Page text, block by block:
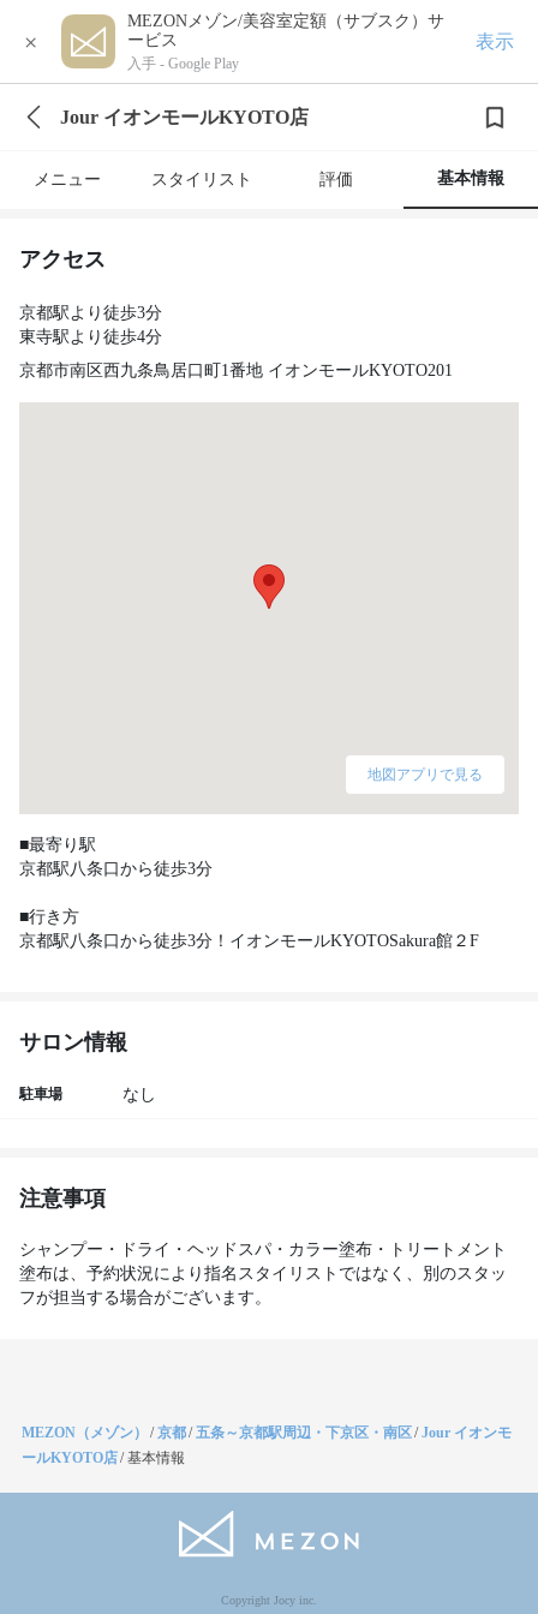
×
MEZONメゾン/美容室定額（サブスク）サ
ービス
入手 - Google Play
表示
Jour イオンモールKYOTO店
メニュー スタイリスト 評価 基本情報
アクセス
京都駅より徒歩3分
東寺駅より徒歩4分
京都市南区西九条鳥居口町1番地 イオンモールKYOTO201
地図アプリで見る
■最寄り駅
京都駅八条口から徒歩3分
■行き方
京都駅八条口から徒歩3分！イオンモールKYOTOSakura館２F
サロン情報
駐車場 なし
注意事項
シャンプー・ドライ・ヘッドスパ・カラー塗布・トリートメント
塗布は、予約状況により指名スタイリストではなく、別のスタッ
フが担当する場合がございます。
MEZON（メゾン） /京都/五条～京都駅周辺・下京区・南区/Jour イオンモ
ールKYOTO店/基本情報
Copyright Jocy inc.